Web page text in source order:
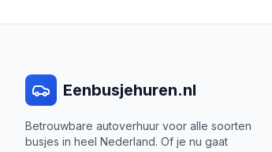
Eenbusjehuren.nl
Betrouwbare autoverhuur voor alle soorten
busjes in heel Nederland. Of je nu gaat